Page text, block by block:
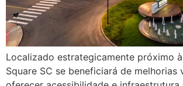
Localizado estrategicamente próximo
Square SC se beneficiará de melhorias